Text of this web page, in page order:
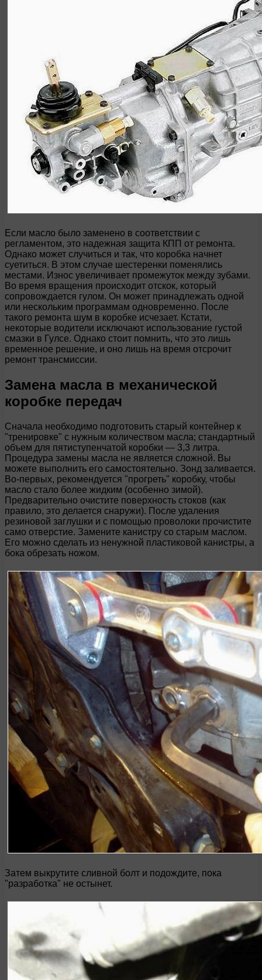
Если масло было заменено в соответствии с
регламентом, это надежная защита КПП от ремонта.
Однако может случиться и так, что коробка начнет
суетиться. В этом случае шестеренки поменялись
местами. Износ увеличивает промежуток между зубами.
Во время вращения происходит отскок, который
сопровождается гулом. Он может принадлежать одной
или нескольким программам одновременно. После
такого ремонта шум в коробке исчезает. Кстати,
некоторые водители исключают использование густой
смазки в Гулсе. Однако стоит помнить, что это лишь
временное решение, и оно лишь на время отсрочит
ремонт трансмиссии.
Замена масла в механической
коробке передач
Сначала необходимо подготовить старый контейнер к
"тренировке" с нужным количеством масла; стандартный
объем для пятиступенчатой коробки — 3,3 литра.
Процедура замены масла не является сложной. Вы
можете выполнить его самостоятельно. Зонд заливается.
Во-первых, рекомендуется "прогреть" коробку, чтобы
масло стало более жидким (особенно зимой).
Предварительно очистите поверхность стоков (как
правило, это делается снаружи). После удаления
резиновой заглушки и с помощью проволоки прочистите
само отверстие. Замените канистру со старым маслом.
Его можно сделать из ненужной пластиковой канистры, а
бока обрезать ножом.
Затем выкрутите сливной болт и подождите, пока
"разработка" не остынет.